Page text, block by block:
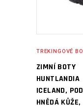
TREKINGOVÉ
ZIMNÍ BOTY
HUNTLANDIA
ICELAND,
HNĚDÁ KŮŽE,